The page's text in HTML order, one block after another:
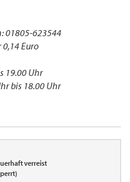
01805-623544
Euro
19.00 Uhr
bis 18.00 Uhr
verreist